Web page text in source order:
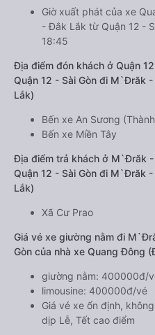
Giờ xuất phát của xe
- Đắk Lắk từ Quận 12 -
18:45
Địa điểm đón khách ở Quận
Quận 12 - Sài Gòn đi M`Đrăk
Lắk)
Bến xe An Sương
Bến xe Miền Tây
Địa điểm trả khách ở M`Đrăk
Quận 12 - Sài Gòn đi M`Đrăk
Lắk)
Xã Cư Prao
Giá vé xe giường nằm đi
Gòn của nhà xe Quang Đông
giường nằm: 400000đ/
limousine: 400000đ/vé
Giá vé xe ổn định,
dịp Lễ, Tết cao điểm